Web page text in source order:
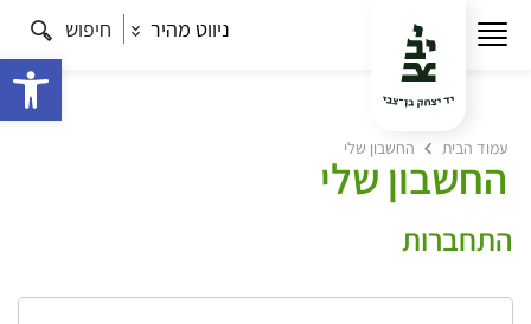
ניווט מהיר חיפוש
עמוד הבית החשבון שלי
החשבון שלי
התחברות